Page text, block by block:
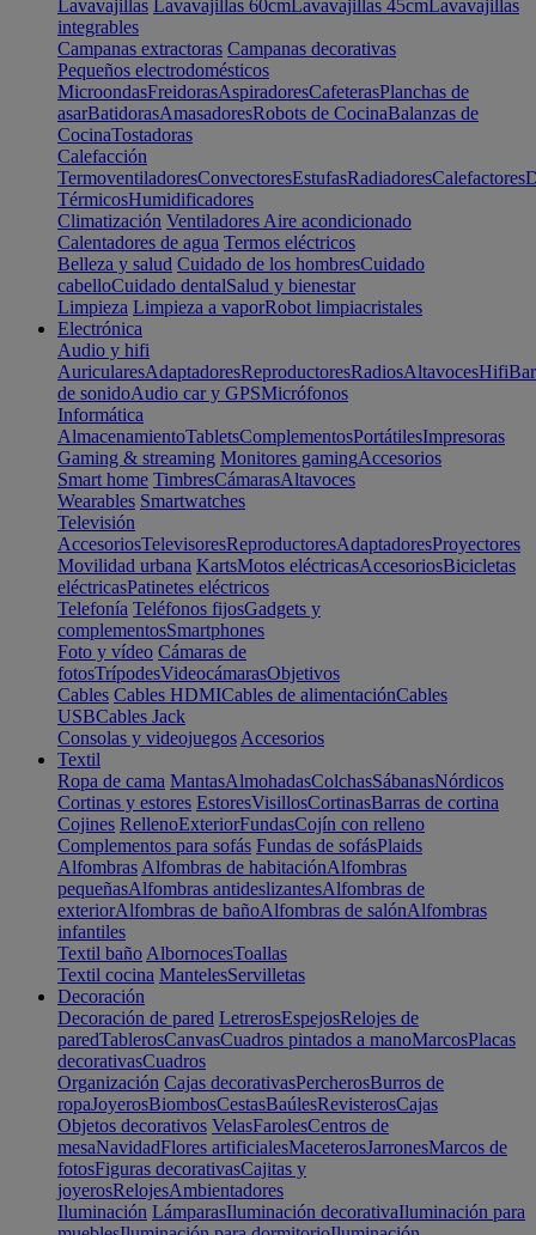
Lavavajillas Lavavajillas 60cmLavavajillas 45cmLavavajillas
integrables
Campanas extractoras Campanas decorativas
Pequeños electrodomésticos
MicroondasFreidorasAspiradoresCafeterasPlanchas de
asarBatidorasAmasadoresRobots de CocinaBalanzas de
CocinaTostadoras
Calefacción
TermoventiladoresConvectoresEstufasRadiadoresCalefactores
TérmicosHumidificadores
Climatización Ventiladores Aire acondicionado
Calentadores de agua Termos eléctricos
Belleza y salud Cuidado de los hombresCuidado
cabelloCuidado dentalSalud y bienestar
Limpieza Limpieza a vaporRobot limpiacristales
Electrónica
Audio y hifi
AuricularesAdaptadoresReproductoresRadiosAltavocesHifi
de sonidoAudio car y GPSMicrófonos
Informática
AlmacenamientoTabletsComplementosPortátilesImpresoras
Gaming & streaming Monitores gamingAccesorios
Smart home TimbresCámarasAltavoces
Wearables Smartwatches
Televisión
AccesoriosTelevisoresReproductoresAdaptadoresProyectores
Movilidad urbana KartsMotos eléctricasAccesoriosBicicletas
eléctricasPatinetes eléctricos
Telefonía Teléfonos fijosGadgets y
complementosSmartphones
Foto y vídeo Cámaras de
fotosTrípodesVideocámarasObjetivos
Cables Cables HDMICables de alimentaciónCables
USBCables Jack
Consolas y videojuegos Accesorios
Textil
Ropa de cama MantasAlmohadasColchasSábanasNórdicos
Cortinas y estores EstoresVisillosCortinasBarras de cortina
Cojines RellenoExteriorFundasCojín con relleno
Complementos para sofás Fundas de sofásPlaids
Alfombras Alfombras de habitaciónAlfombras
pequeñasAlfombras antideslizantesAlfombras de
exteriorAlfombras de bañoAlfombras de salónAlfombras
infantiles
Textil baño AlbornocesToallas
Textil cocina MantelesServilletas
Decoración
Decoración de pared LetrerosEspejosRelojes de
paredTablerosCanvasCuadros pintados a manoMarcosPlacas
decorativasCuadros
Organización Cajas decorativasPercherosBurros de
ropaJoyerosBiombosCestasBaúlesRevisterosCajas
Objetos decorativos VelasFarolesCentros de
mesaNavidadFlores artificialesMaceterosJarronesMarcos de
fotosFiguras decorativasCajitas y
joyerosRelojesAmbientadores
Iluminación LámparasIluminación decorativaIluminación para